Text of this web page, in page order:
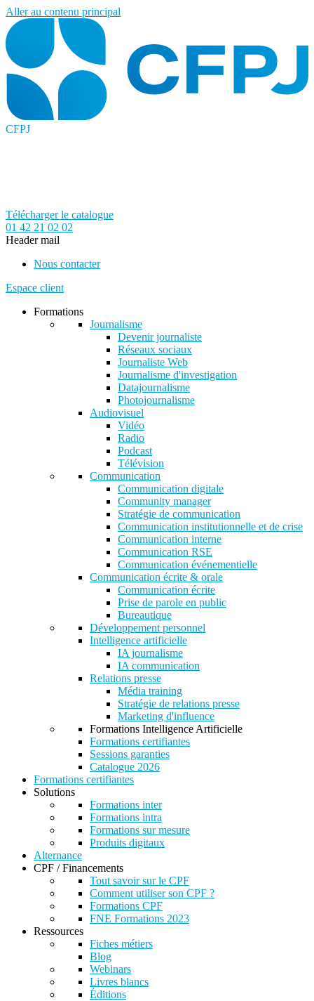
Aller au contenu principal
CFPJ
Télécharger le catalogue
01 42 21 02 02
Header mail
Nous contacter
Espace client
Formations
Journalisme
Devenir journaliste
Réseaux sociaux
Journaliste Web
Journalisme d'investigation
Datajournalisme
Photojournalisme
Audiovisuel
Vidéo
Radio
Podcast
Télévision
Communication
Communication digitale
Community manager
Stratégie de communication
Communication institutionnelle et de crise
Communication interne
Communication RSE
Communication événementielle
Communication écrite & orale
Communication écrite
Prise de parole en public
Bureautique
Développement personnel
Intelligence artificielle
IA journalisme
IA communication
Relations presse
Média training
Stratégie de relations presse
Marketing d'influence
Formations Intelligence Artificielle
Formations certifiantes
Sessions garanties
Catalogue 2026
Formations certifiantes
Solutions
Formations inter
Formations intra
Formations sur mesure
Produits digitaux
Alternance
CPF / Financements
Tout savoir sur le CPF
Comment utiliser son CPF ?
Formations CPF
FNE Formations 2023
Ressources
Fiches métiers
Blog
Webinars
Livres blancs
Éditions